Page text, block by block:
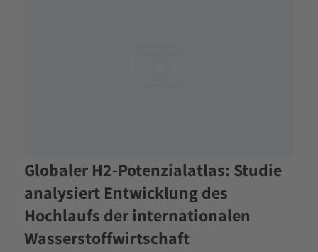
Globaler H2-Potenzialatlas: Studie
analysiert Entwicklung des
Hochlaufs der internationalen
Wasserstoffwirtschaft